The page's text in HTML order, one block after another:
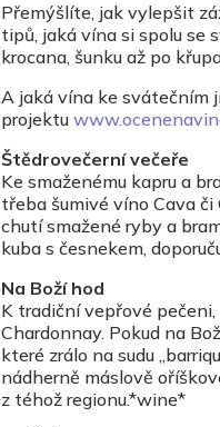
Přemýšlíte, jak vylepšit
tipů, jaká vína si spolu se
krocana, šunku až po
A jaká vína ke svátečním
projektu
Štědrovečerní večeře
Ke smaženému kapru a
třeba šumivé víno Cava
chutí smažené ryby a
kuba s česnekem,
Na Boží hod
K tradiční vepřové
Chardonnay. Pokud na
které zrálo na sudu
nádherně máslově
z téhož regionu.*wine*